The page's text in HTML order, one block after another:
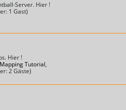
Server. Hier !
1 Gast)
Hier !
Tutorial,
2 Gäste)